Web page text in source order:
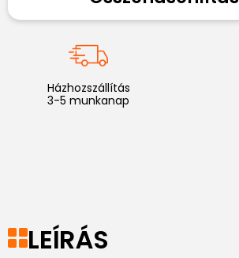
Házhozszállítás
3-5 munkanap
LEÍRÁS